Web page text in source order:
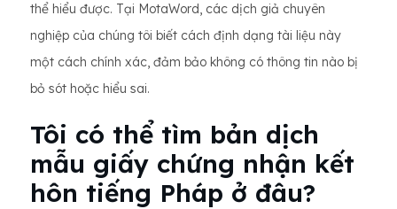
thể hiểu được. Tại MotaWord, các dịch giả chuyên
nghiệp của chúng tôi biết cách định dạng tài liệu này
một cách chính xác, đảm bảo không có thông tin nào bị
bỏ sót hoặc hiểu sai.
Tôi có thể tìm bản dịch
mẫu giấy chứng nhận kết
hôn tiếng Pháp ở đâu?